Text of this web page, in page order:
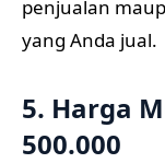
penjualan
yang Anda jual.
5. Harga
500.000